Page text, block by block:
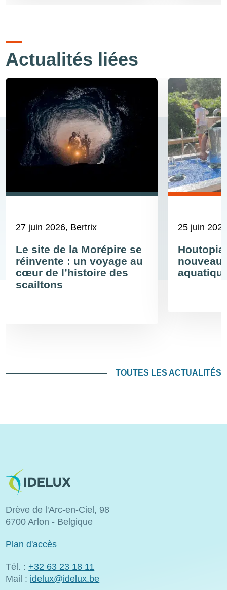
Actualités liées
27 juin 2026, Bertrix
Le site de la Morépire se
réinvente : un voyage au
cœur de l’histoire des
scailtons
25 juin
nouveau
TOUTES LES ACTUALITÉS
Image
Drève de l'Arc-en-Ciel, 98
6700 Arlon - Belgique
Plan d'accès
Tél. : +32 63 23 18 11
Mail : idelux@idelux.be